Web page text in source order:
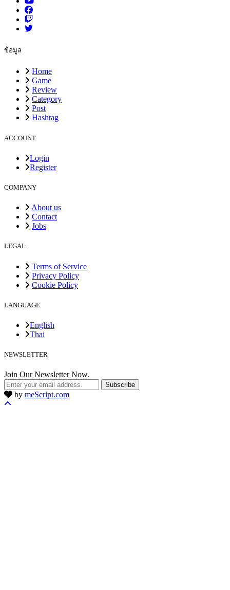
ข้อมูล
Home
Game
Review
Category
Post
Hashtag
ACCOUNT
Login
Register
COMPANY
About us
Contact
Jobs
LEGAL
Terms of Service
Privacy Policy
Cookie Policy
LANGUAGE
English
Thai
NEWSLETTER
Join Our Newsletter Now.
Subscribe
by meScript.com